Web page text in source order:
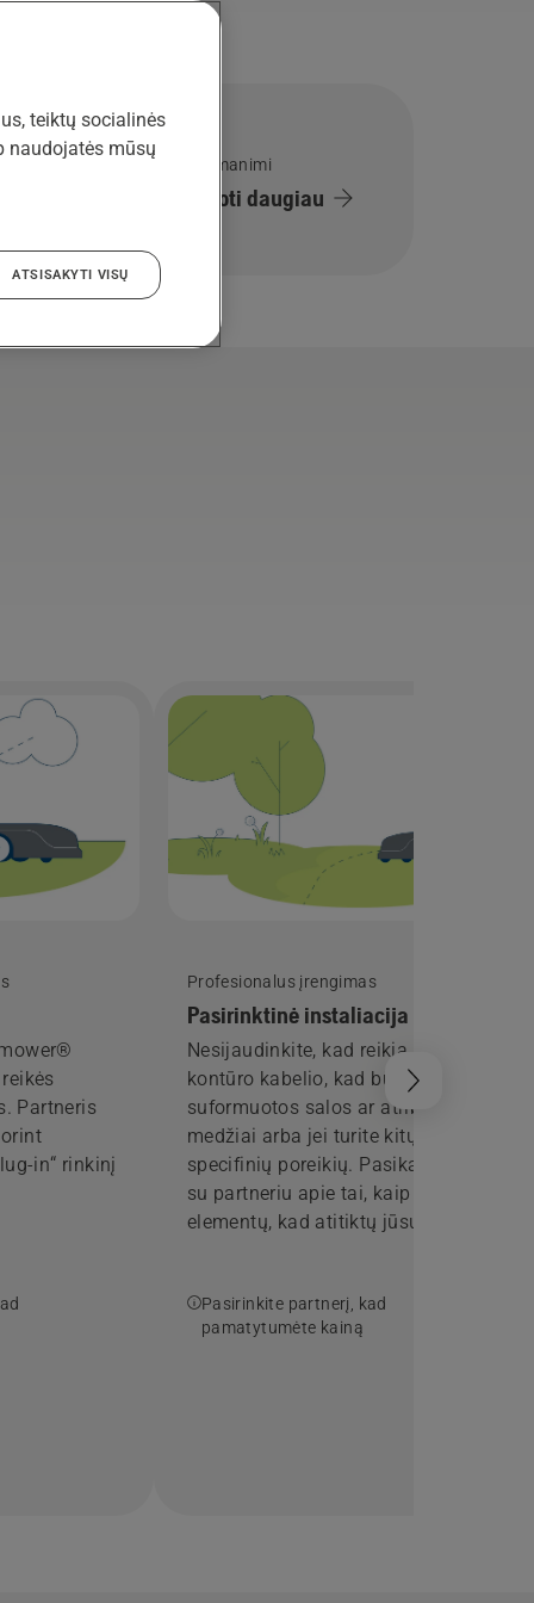
Susisiekti su manimi
Noriu sužinoti daugiau
Partneris
in“ rinkinį
Profesionalus įrengimas
Pasirinktinė instaliacija
Nesijaudinkite, kad reikia daugiau
kontūro kabelio, kad būtų
suformuotos salos ar atriboti
medžiai arba jei turite kitų
specifinių poreikių. Pasikalbėkite
su partneriu apie tai, kaip įtraukti
elementų, kad atitiktų jūsų
Pasirinkite partnerį, kad
pamatytumėte kainą
teiktų socialinės
naudojatės mūsų
ATSISAKYTI VISŲ